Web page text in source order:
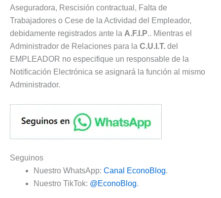
Aseguradora, Rescisión contractual, Falta de
Trabajadores o Cese de la Actividad del Empleador,
debidamente registrados ante la A.F.I.P.. Mientras el
Administrador de Relaciones para la C.U.I.T. del
EMPLEADOR no especifique un responsable de la
Notificación Electrónica se asignará la función al mismo
Administrador.
Seguinos
Nuestro WhatsApp: Canal EconoBlog.
Nuestro TikTok: @EconoBlog.